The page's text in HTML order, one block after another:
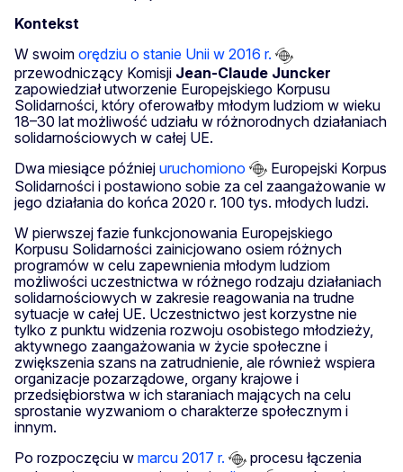
Kontekst
W swoim orędziu o stanie Unii w 2016 r.
przewodniczący Komisji Jean-Claude Juncker
zapowiedział utworzenie Europejskiego Korpusu
Solidarności, który oferowałby młodym ludziom w wieku
18–30 lat możliwość udziału w różnorodnych działaniach
solidarnościowych w całej UE.
Dwa miesiące później uruchomiono
Europejski Korpus
Solidarności i postawiono sobie za cel zaangażowanie w
jego działania do końca 2020 r. 100 tys. młodych ludzi.
W pierwszej fazie funkcjonowania Europejskiego
Korpusu Solidarności zainicjowano osiem różnych
programów w celu zapewnienia młodym ludziom
możliwości uczestnictwa w różnego rodzaju działaniach
solidarnościowych w zakresie reagowania na trudne
sytuacje w całej UE. Uczestnictwo jest korzystne nie
tylko z punktu widzenia rozwoju osobistego młodzieży,
aktywnego zaangażowania w życie społeczne i
zwiększenia szans na zatrudnienie, ale również wspiera
organizacje pozarządowe, organy krajowe i
przedsiębiorstwa w ich staraniach mających na celu
sprostanie wyzwaniom o charakterze społecznym i
innym.
Po rozpoczęciu w marcu 2017 r.
procesu łączenia